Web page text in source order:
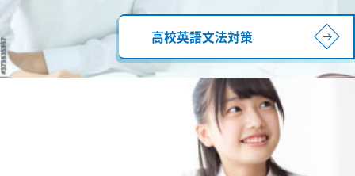
高校英語文法対策